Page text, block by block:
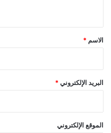
*
الاسم *
البريد الإلكتروني *
الموقع الإلكتروني